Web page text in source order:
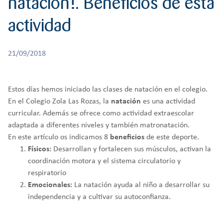
Orientación familiar
CREATIVIDAD
BACHILLERATO
actividad
21/09/2018
Estos días hemos iniciado las clases de natación en el colegio.
En el Colegio Zola Las Rozas, la natación es una actividad
curricular. Además se ofrece como actividad extraescolar
adaptada a diferentes niveles y también matronatación.
En este artículo os indicamos 8 beneficios de este deporte.
Físicos: Desarrollan y fortalecen sus músculos, activan la
coordinación motora y el sistema circulatorio y
respiratorio
Emocionales: La natación ayuda al niño a desarrollar su
independencia y a cultivar su autoconfianza.